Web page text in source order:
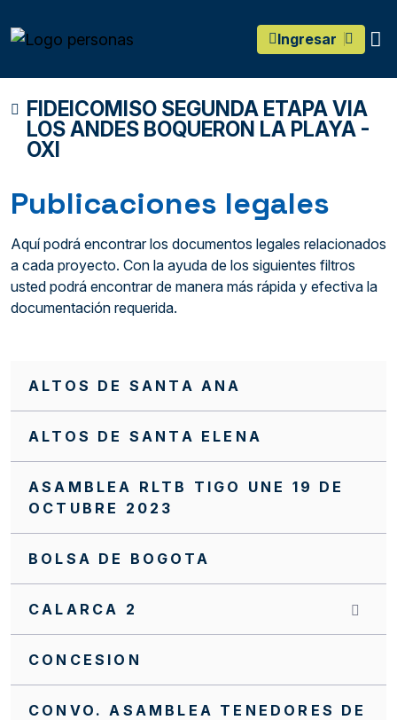
Ingresar
FIDEICOMISO SEGUNDA ETAPA VIA
LOS ANDES BOQUERON LA PLAYA -
OXI
Publicaciones legales
Aquí podrá encontrar los documentos legales relacionados
a cada proyecto. Con la ayuda de los siguientes filtros
usted podrá encontrar de manera más rápida y efectiva la
documentación requerida.
ALTOS DE SANTA ANA
ALTOS DE SANTA ELENA
ASAMBLEA RLTB TIGO UNE 19 DE
OCTUBRE 2023
BOLSA DE BOGOTA
CALARCA 2
CONCESION
CONVO. ASAMBLEA TENEDORES DE